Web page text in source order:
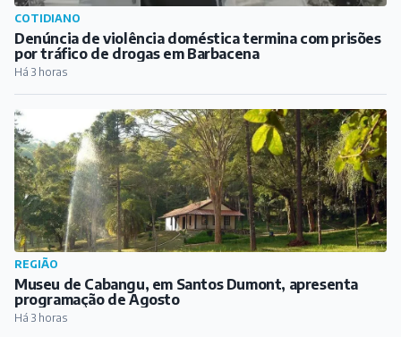
CIDADE
Ivert comemora 25 anos com programação cultural em
Barbacena
Há 2 horas
COTIDIANO
Denúncia de violência doméstica termina com prisões
por tráfico de drogas em Barbacena